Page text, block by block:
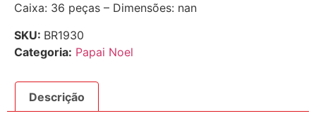
Caixa: 36 peças – Dimensões: nan
SKU: BR1930
Categoria: Papai Noel
Descrição